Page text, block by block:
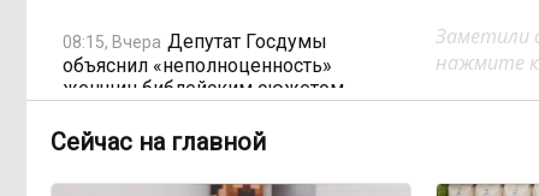
08:15, Вчера Депутат Госдумы
объяснил «неполноценность»
женщин библейским сюжетом
проверку из-за раскопок ТГК-14
Заметили
нажмите
Сейчас на главной